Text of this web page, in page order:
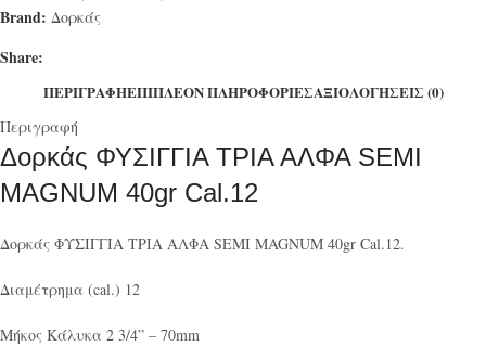
Brand: Δορκάς
Share:
ΠΕΡΙΓΡΑΦΉΕΠΙΠΛΈΟΝ ΠΛΗΡΟΦΟΡΊΕΣΑΞΙΟΛΟΓΉΣΕΙΣ (0)
Περιγραφή
Δορκάς ΦΥΣΙΓΓΙΑ ΤΡΙΑ ΑΛΦΑ SEMI
MAGNUM 40gr Cal.12
Δορκάς ΦΥΣΙΓΓΙΑ ΤΡΙΑ ΑΛΦΑ SEMI MAGNUM 40gr Cal.12.
Διαμέτρημα (cal.) 12
Μήκος Κάλυκα 2 3/4” – 70mm